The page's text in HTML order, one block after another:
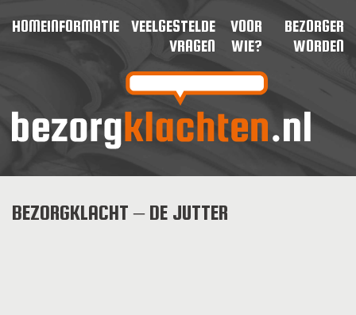
HOMEINFORMATIE
VEELGESTELDE
VRAGEN
VOOR
WIE?
BEZORGER
WORDEN
BEZORGKLACHT – DE JUTTER